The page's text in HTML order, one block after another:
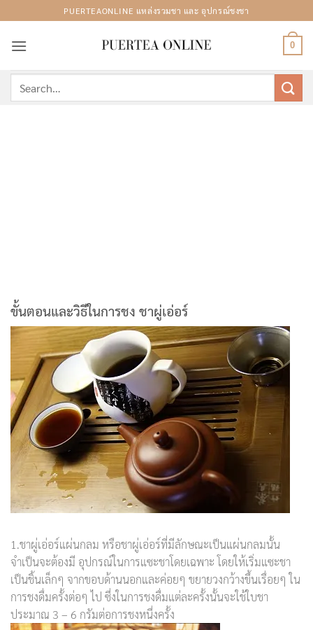
to
content
PUERTEAONLINE แหล่งรวมชา และ อุปกรณ์ชงชา
0
for:
ขั้นตอนและวิธีในการชง ชาผู่เอ่อร์
1.ชาผู่เอ่อร์แผ่นกลม หรือชาผู่เอ่อร์ที่มีลักษณะเป็นแผ่นกลมนั้น
จำเป็นจะต้องมี อุปกรณ์ในการแซะชาโดยเฉพาะ โดยให้เริ่มแซะชา
เป็นชิ้นเล็กๆ จากขอบด้านนอกและค่อยๆ ขยายวงกว้างขึ้นเรื่อยๆ ใน
การชงดื่มครั้งต่อๆ ไป ซึ่งในการชงดื่มแต่ละครั้งนั้นจะใช้ใบชา
ประมาณ 3 – 6 กรัมต่อการชงหนึ่งครั้ง